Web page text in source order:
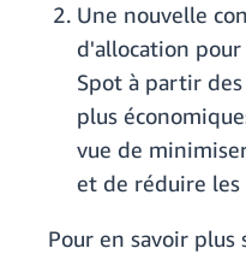
Une nouvelle
d'allocation pour
Spot à partir
plus
vue de
et de réduire les
Pour en savoir plus